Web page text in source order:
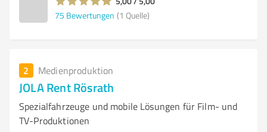
75 Bewertungen (1 Quelle)
2 Medienproduktion
JOLA Rent Rösrath
Spezialfahrzeuge und mobile Lösungen für Film- und
TV-Produktionen